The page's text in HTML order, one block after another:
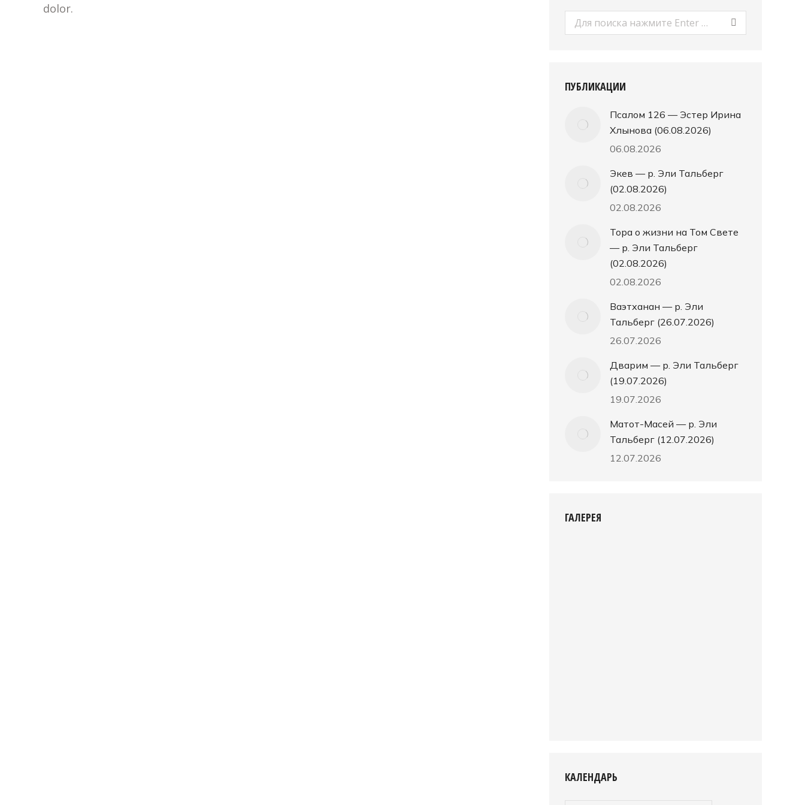
dolor.
Поиск:
ПУБЛИКАЦИИ
Псалом 126 — Эстер Ирина
Хлынова (06.08.2026)
06.08.2026
Экев — р. Эли Тальберг
(02.08.2026)
02.08.2026
Тора о жизни на Том Свете
— р. Эли Тальберг
(02.08.2026)
02.08.2026
Ваэтханан — р. Эли
Тальберг (26.07.2026)
26.07.2026
Дварим — р. Эли Тальберг
(19.07.2026)
19.07.2026
Матот-Масей — р. Эли
Тальберг (12.07.2026)
12.07.2026
ГАЛЕРЕЯ
КАЛЕНДАРЬ